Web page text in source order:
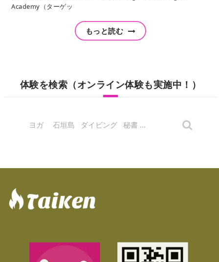
Academy（ターゲッ
もっと読む
体験を検索（オンライン体験も実施中！）